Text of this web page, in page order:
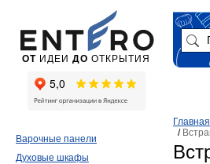
Главная
/
Варочные панели
Духовые шкафы
ОТ ИДЕИ ДО ОТКРЫТИЯ